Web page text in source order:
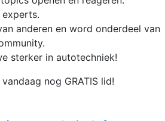
experts.
anderen en word onderdeel van
sterker in autotechniek!
nog GRATIS lid!